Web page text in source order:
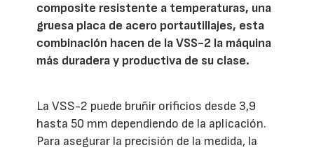
composite resistente a temperaturas, una
gruesa placa de acero portautillajes, esta
combinación hacen de la VSS-2 la máquina
más duradera y productiva de su clase.
La VSS-2 puede bruñir orificios desde 3,9
hasta 50 mm dependiendo de la aplicación.
Para asegurar la precisión de la medida, la